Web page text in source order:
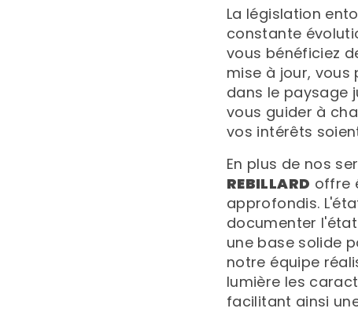
La législation
constante
vous bénéficiez
mise à jour,
dans le paysage
vous guider à
vos intérêts
En plus de nos
REBILLARD offre
approfondis.
documenter
une base solide
notre équipe
lumière les
facilitant ainsi